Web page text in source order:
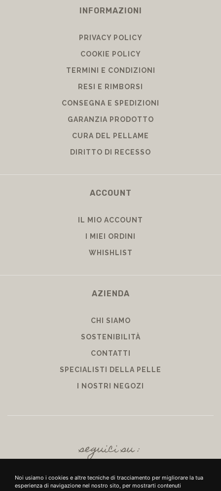
Noi usiamo i cookies e altre tecniche di tracciamento per migliorare la tua
esperienza di navigazione nel nostro sito, per mostrarti contenuti
INFORMAZIONI
PRIVACY POLICY
COOKIE POLICY
TERMINI E CONDIZIONI
RESI E RIMBORSI
CONSEGNA E SPEDIZIONI
GARANZIA PRODOTTO
CURA DEL PELLAME
DIRITTO DI RECESSO
ACCOUNT
IL MIO ACCOUNT
I MIEI ORDINI
WHISHLIST
AZIENDA
CHI SIAMO
SOSTENIBILITÀ
CONTATTI
SPECIALISTI DELLA PELLE
I NOSTRI NEGOZI
seguici su :